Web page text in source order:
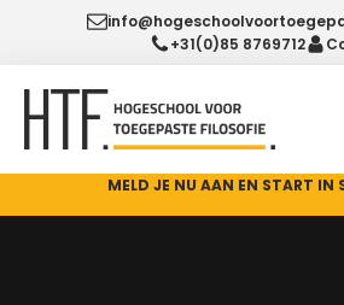
+31(0)85 8769712
MELD JE NU AAN EN START IN